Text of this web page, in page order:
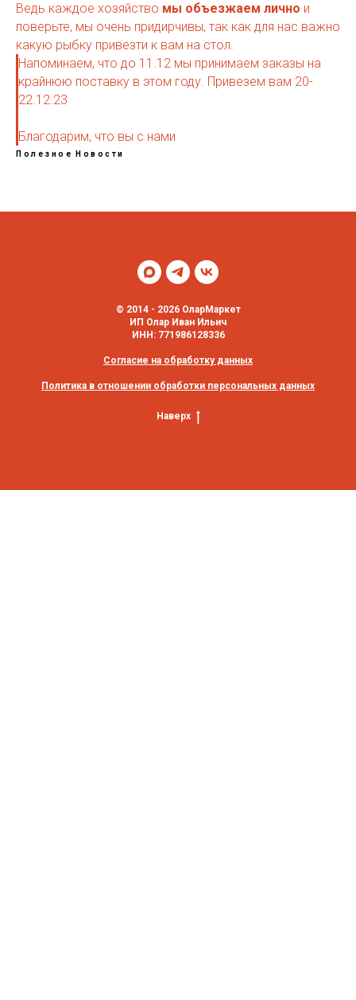
Ведь каждое хозяйство мы объезжаем лично и
поверьте, мы очень придирчивы, так как для нас важно
какую рыбку привезти к вам на стол.
Напоминаем, что до 11.12 мы принимаем заказы на
крайнюю поставку в этом году. Привезем вам 20-
22.12.23
Благодарим, что вы с нами
Полезное Новости
© 2014 - 2026 ОларМаркет
ИП Олар Иван Ильич
ИНН: 771986128336
Согласие на обработку данных
Политика в отношении обработки персональных данных
Наверх